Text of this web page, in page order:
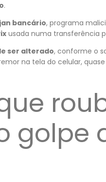
.
bancário, programa
usada numa transferência
ser alterado, conforme o
na tela do celular,
golpe